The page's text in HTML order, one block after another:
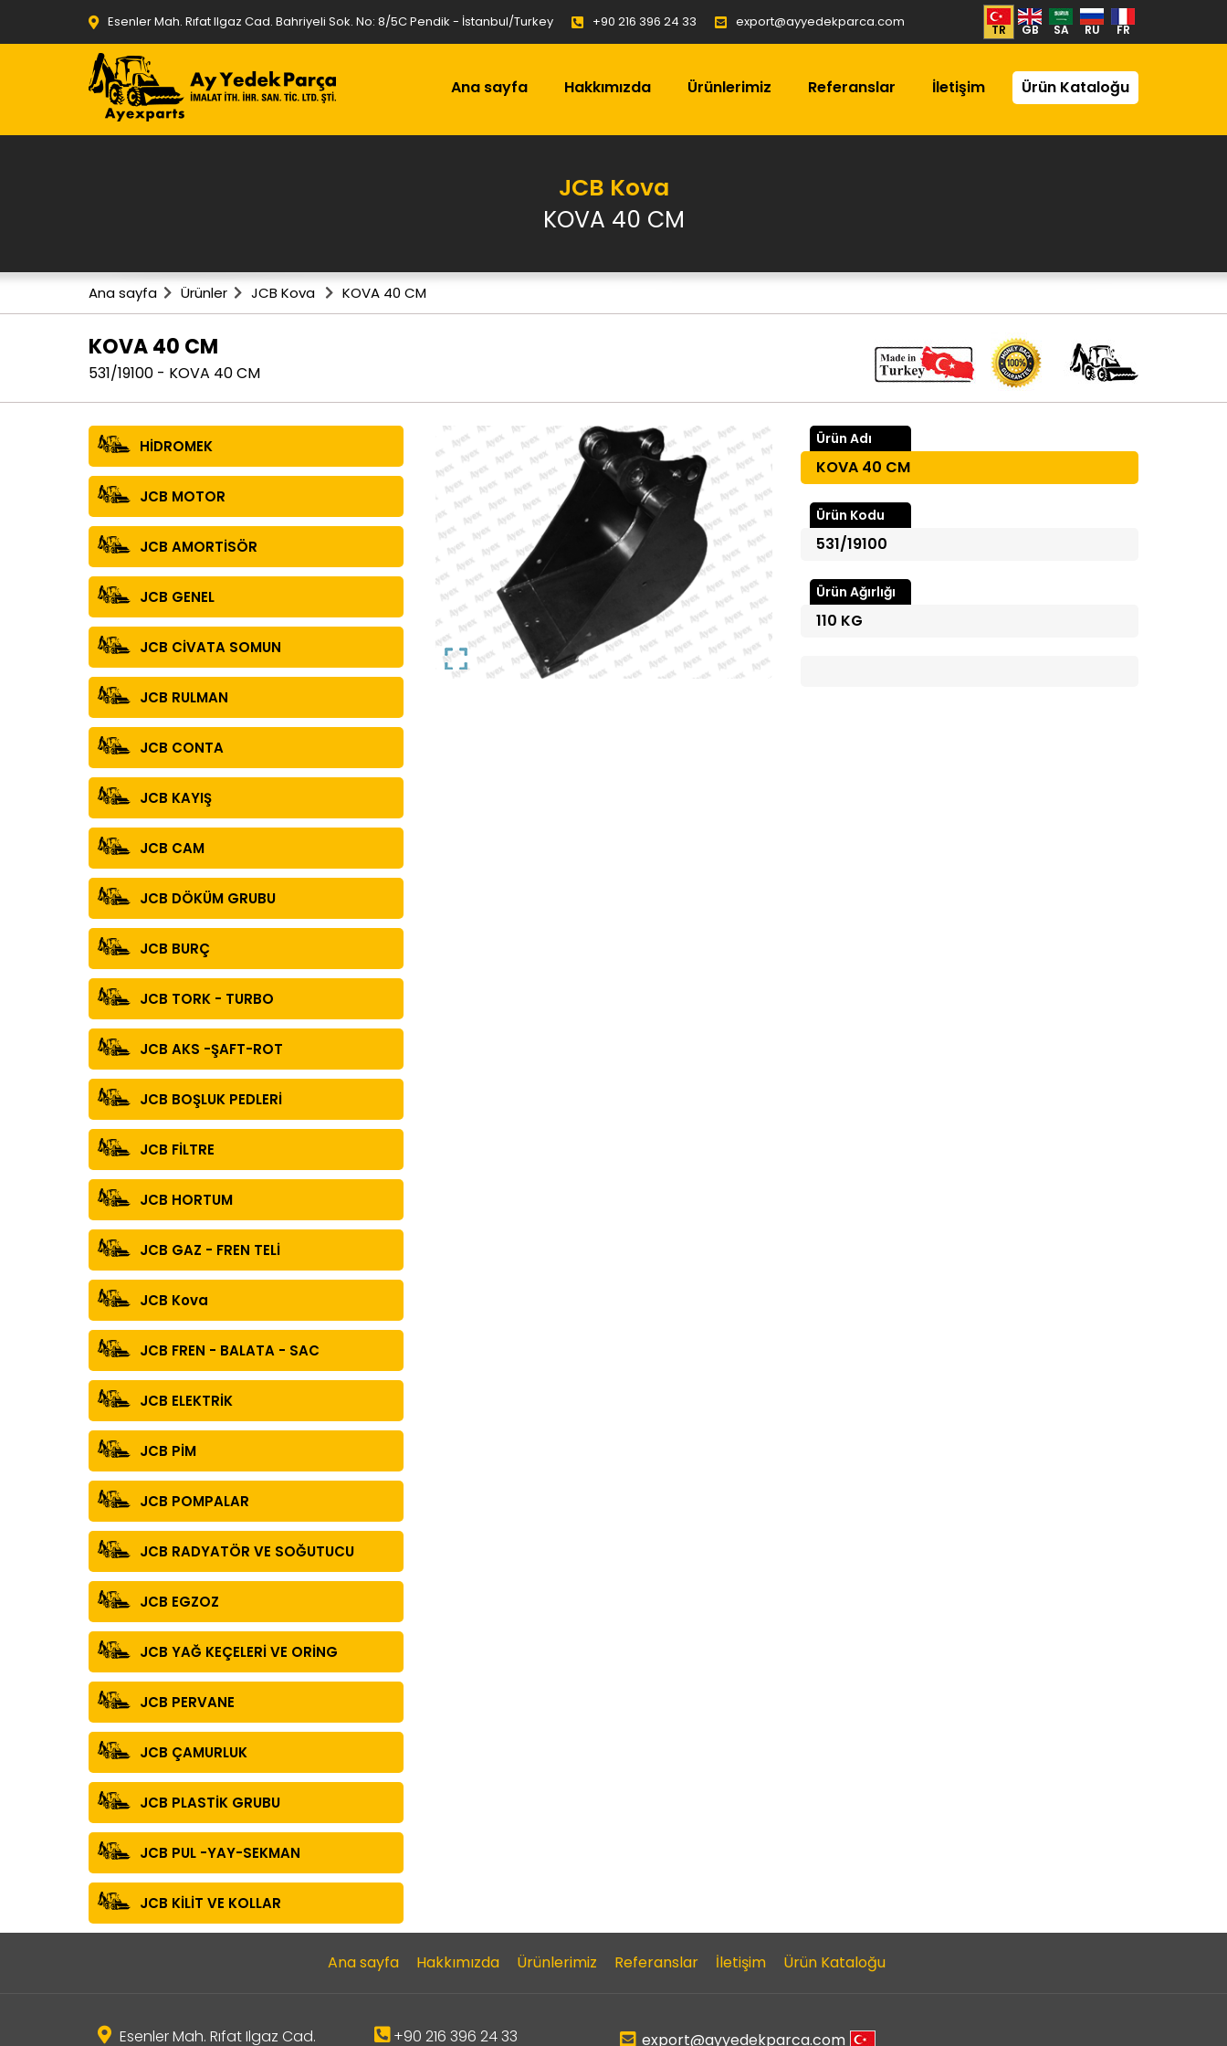
Esenler Mah. Rıfat Ilgaz Cad. Bahriyeli Sok. No: 8/5C Pendik - İstanbul/Turkey +90 216 396 24 33 export@ayyedekparca.com TR GB SA RU FR
Ana sayfa Hakkımızda Ürünlerimiz Referanslar İletişim Ürün Kataloğu
JCB Kova
KOVA 40 CM
Ana sayfa Ürünler JCB Kova KOVA 40 CM
KOVA 40 CM
531/19100 - KOVA 40 CM
HİDROMEK
JCB MOTOR
JCB AMORTİSÖR
JCB GENEL
JCB CİVATA SOMUN
JCB RULMAN
JCB CONTA
JCB KAYIŞ
JCB CAM
JCB DÖKÜM GRUBU
JCB BURÇ
JCB TORK - TURBO
JCB AKS -ŞAFT-ROT
JCB BOŞLUK PEDLERİ
JCB FİLTRE
JCB HORTUM
JCB GAZ - FREN TELİ
JCB Kova
JCB FREN - BALATA - SAC
JCB ELEKTRİK
JCB PİM
JCB POMPALAR
JCB RADYATÖR VE SOĞUTUCU
JCB EGZOZ
JCB YAĞ KEÇELERİ VE ORİNG
JCB PERVANE
JCB ÇAMURLUK
JCB PLASTİK GRUBU
JCB PUL -YAY-SEKMAN
JCB KİLİT VE KOLLAR
Ürün Adı
KOVA 40 CM
Ürün Kodu
531/19100
Ürün Ağırlığı
110 KG
Ana sayfa Hakkımızda Ürünlerimiz Referanslar İletişim Ürün Kataloğu
Esenler Mah. Rıfat Ilgaz Cad. +90 216 396 24 33 export@ayyedekparca.com